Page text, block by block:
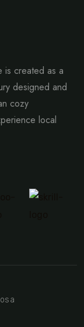
is created as a
designed and
cozy
local